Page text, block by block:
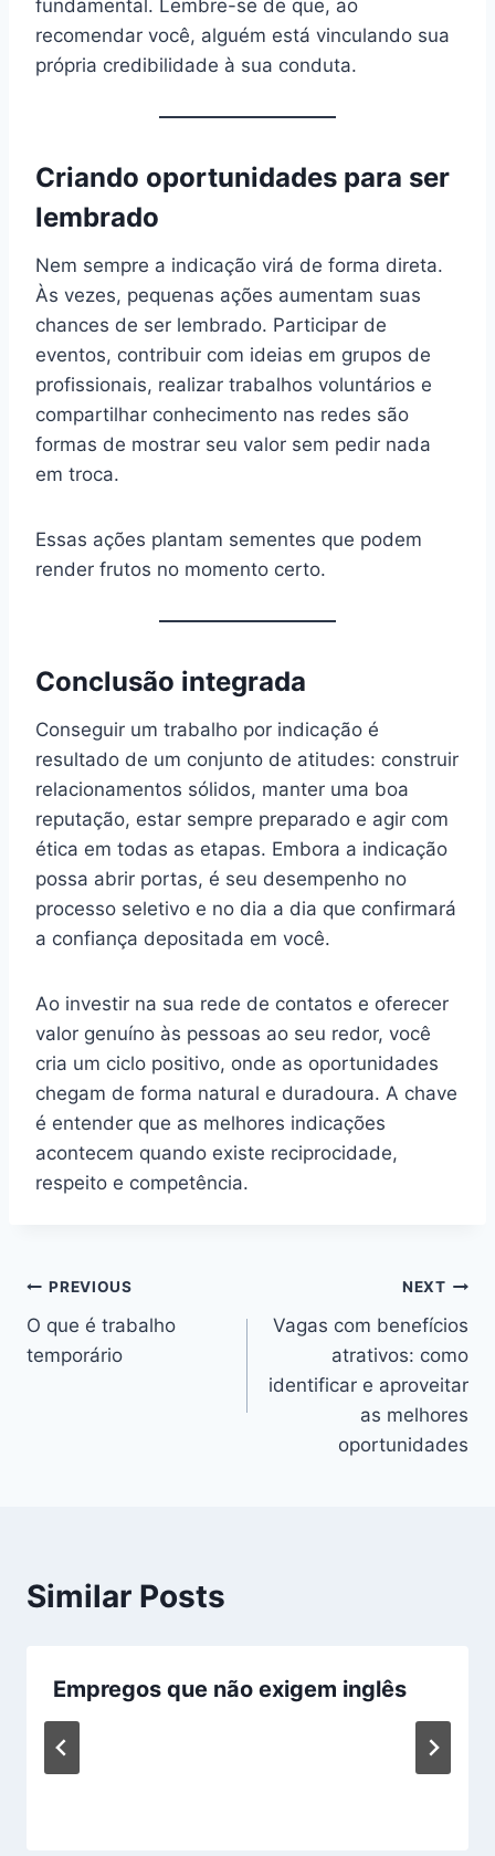
fundamental. Lembre-se de que, ao
recomendar você, alguém está vinculando sua
própria credibilidade à sua conduta.
Criando oportunidades para ser
lembrado
Nem sempre a indicação virá de forma direta.
Às vezes, pequenas ações aumentam suas
chances de ser lembrado. Participar de
eventos, contribuir com ideias em grupos de
profissionais, realizar trabalhos voluntários e
compartilhar conhecimento nas redes são
formas de mostrar seu valor sem pedir nada
em troca.
Essas ações plantam sementes que podem
render frutos no momento certo.
Conclusão integrada
Conseguir um trabalho por indicação é
resultado de um conjunto de atitudes: construir
relacionamentos sólidos, manter uma boa
reputação, estar sempre preparado e agir com
ética em todas as etapas. Embora a indicação
possa abrir portas, é seu desempenho no
processo seletivo e no dia a dia que confirmará
a confiança depositada em você.
Ao investir na sua rede de contatos e oferecer
valor genuíno às pessoas ao seu redor, você
cria um ciclo positivo, onde as oportunidades
chegam de forma natural e duradoura. A chave
é entender que as melhores indicações
acontecem quando existe reciprocidade,
respeito e competência.
Post
navigation
PREVIOUS
O que é trabalho
temporário
NEXT
Vagas com benefícios
atrativos: como
identificar e aproveitar
as melhores
oportunidades
Similar Posts
Empregos que não exigem inglês